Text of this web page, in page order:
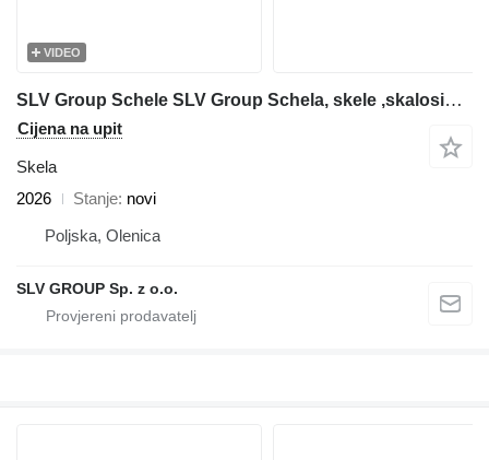
VIDEO
SLV Group Schele SLV Group Schela, skele ,skalosiά,Ponteggio, rusztowanie
Cijena na upit
Skela
2026
Stanje novi
Poljska, Olenica
SLV GROUP Sp. z o.o.